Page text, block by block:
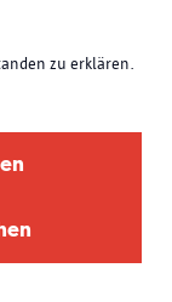
zu erklären.